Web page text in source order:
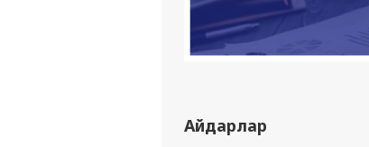
дейінгі
Айдарлар